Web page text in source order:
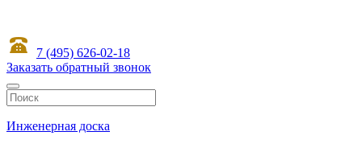
7 (495) 626-02-18
Заказать обратный звонок
Инженерная доска